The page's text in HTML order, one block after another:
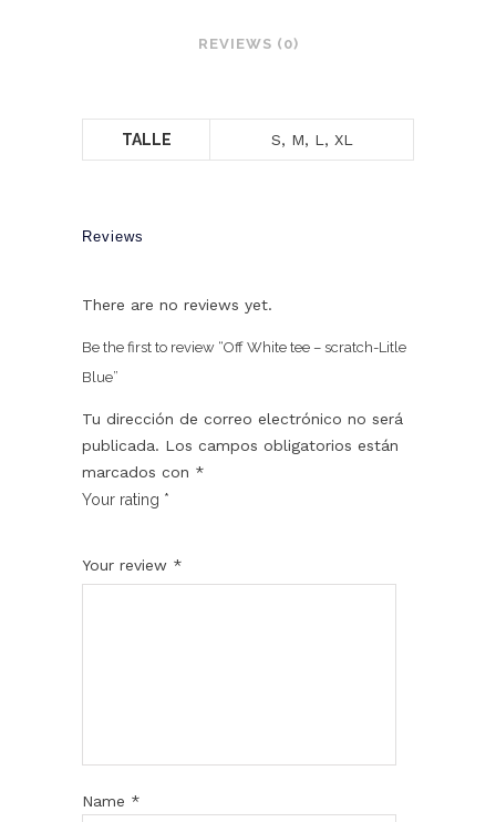
REVIEWS (0)
TALLE S, M, L, XL
Reviews
There are no reviews yet.
Be the first to review “Off White tee – scratch-Litle
Blue”
Tu dirección de correo electrónico no será
publicada. Los campos obligatorios están
marcados con *
Your rating *
Your review *
Name *